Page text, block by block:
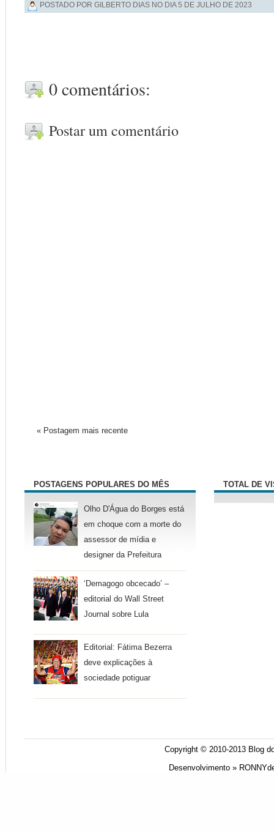
POSTADO POR GILBERTO DIAS NO DIA5 DE JULHO DE 2023
0 comentários:
Postar um comentário
« Postagem mais recente
POSTAGENS POPULARES DO MÊS
Olho D'Água do Borges está
em choque com a morte do
assessor de mídia e
designer da Prefeitura
‘Demagogo obcecado’ –
editorial do Wall Street
Journal sobre Lula
Editorial: Fátima Bezerra
deve explicações à
sociedade potiguar
TOTAL DE
Copyright © 2010-2013 Blog
Desenvolvimento »